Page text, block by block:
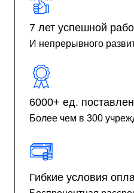
7 лет успешной
И непрерывного
6000+ ед.
Более чем в 300
Гибкие условия